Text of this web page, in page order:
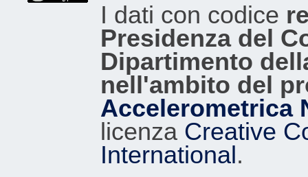
I dati con codice
Presidenza del
Dipartimento
nell'ambito del
Accelerometrica
licenza Creative
International.